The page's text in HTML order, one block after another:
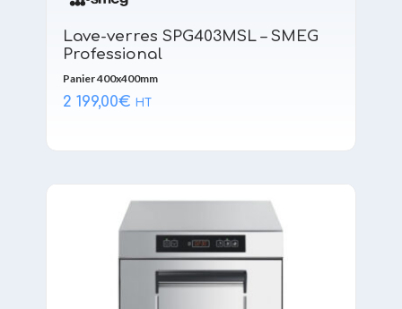
Lave-verres SPG403MSL – SMEG
Professional
Panier 400x400mm
2 199,00€ HT